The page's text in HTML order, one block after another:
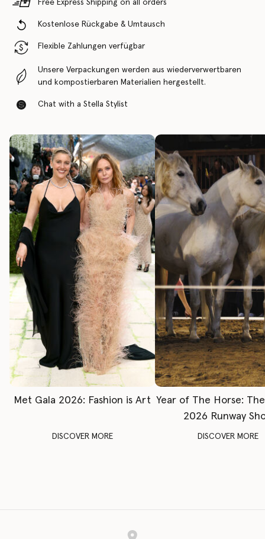
Free Express Shipping on all orders
Kostenlose Rückgabe & Umtausch
Flexible Zahlungen verfügbar
Unsere Verpackungen werden aus wiederverwertbaren
und kompostierbaren Materialien hergestellt.
Chat with a Stella Stylist
Met Gala 2026: Fashion is Art
DISCOVER MORE
Year of The Horse:
2026 Runway
DISCOVER MORE